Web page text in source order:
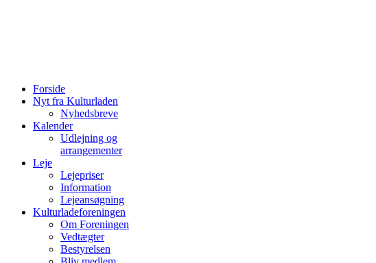
Forside
Nyt fra Kulturladen
Nyhedsbreve
Kalender
Udlejning og
arrangementer
Leje
Lejepriser
Information
Lejeansøgning
Kulturladeforeningen
Om Foreningen
Vedtægter
Bestyrelsen